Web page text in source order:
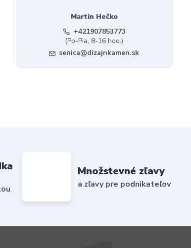
Martin Hečko
+421907853773
(Po-Pia, 8-16 hod.)
senica@dizajnkamen.sk
Množstevné zľavy
a zľavy pre podnikateľov